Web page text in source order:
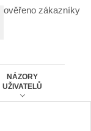
NÁZORY
UŽIVATELŮ